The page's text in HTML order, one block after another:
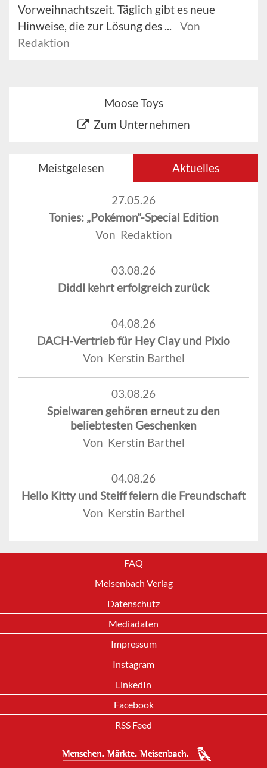
Vorweihnachtszeit. Täglich gibt es neue
Hinweise, die zur Lösung des ...
Von
Redaktion
Moose Toys
Zum Unternehmen
Meistgelesen Aktuelles
27.05.26
Tonies: „Pokémon“-Special Edition
Von Redaktion
03.08.26
Diddl kehrt erfolgreich zurück
04.08.26
DACH-Vertrieb für Hey Clay und Pixio
Von Kerstin Barthel
03.08.26
Spielwaren gehören erneut zu den
beliebtesten Geschenken
Von Kerstin Barthel
04.08.26
Hello Kitty und Steiff feiern die Freundschaft
Von Kerstin Barthel
FAQ
Meisenbach Verlag
Datenschutz
Mediadaten
Impressum
Instagram
LinkedIn
Facebook
RSS Feed